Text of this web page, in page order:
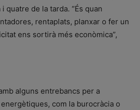
quatre de la tarda. “És quan
rentaplats, planxar o fer un
ens sortirà més econòmica”,
alguns entrebancs per a
com la burocràcia o